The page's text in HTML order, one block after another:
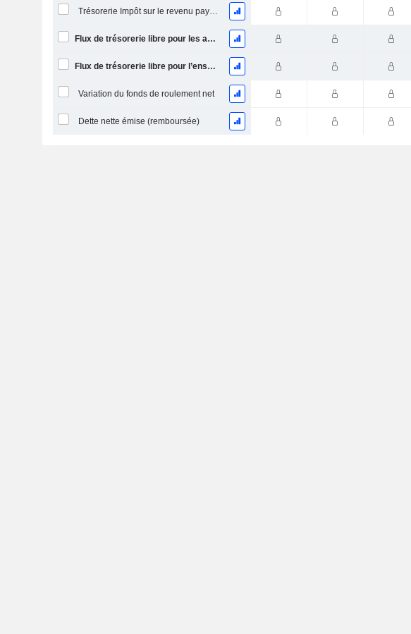
Trésorerie Impôt sur le revenu payé (remboursement)Impôt effectivement payé (remboursé) sur l’exercice
Flux de trésorerie libre pour les actionnaires FCFE
Flux de trésorerie libre pour l’ensemble des pourvoyeurs de fonds (créanciers et actionnaires) FCFF
Variation du fonds de roulement net
Dette nette émise (remboursée)